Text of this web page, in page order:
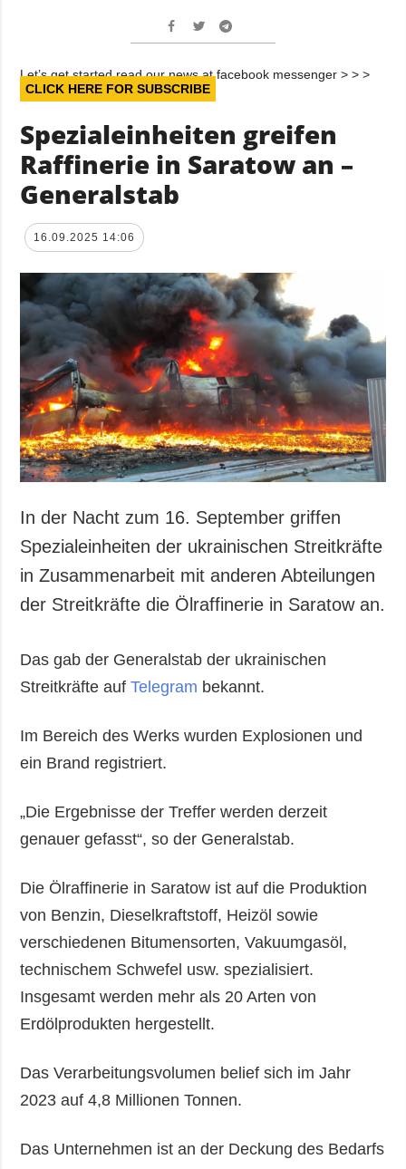
Let’s get started read our news at facebook messenger > > >
CLICK HERE FOR SUBSCRIBE
Spezialeinheiten greifen
Raffinerie in Saratow an –
Generalstab
16.09.2025 14:06
In der Nacht zum 16. September griffen
Spezialeinheiten der ukrainischen Streitkräfte
in Zusammenarbeit mit anderen Abteilungen
der Streitkräfte die Ölraffinerie in Saratow an.
Das gab der Generalstab der ukrainischen
Streitkräfte aufTelegram bekannt.
Im Bereich des Werks wurden Explosionen und
ein Brand registriert.
„Die Ergebnisse der Treffer werden derzeit
genauer gefasst“, so der Generalstab.
Die Ölraffinerie in Saratow ist auf die Produktion
von Benzin, Dieselkraftstoff, Heizöl sowie
verschiedenen Bitumensorten, Vakuumgasöl,
technischem Schwefel usw. spezialisiert.
Insgesamt werden mehr als 20 Arten von
Erdölprodukten hergestellt.
Das Verarbeitungsvolumen belief sich im Jahr
2023 auf 4,8 Millionen Tonnen.
Das Unternehmen ist an der Deckung des Bedarfs